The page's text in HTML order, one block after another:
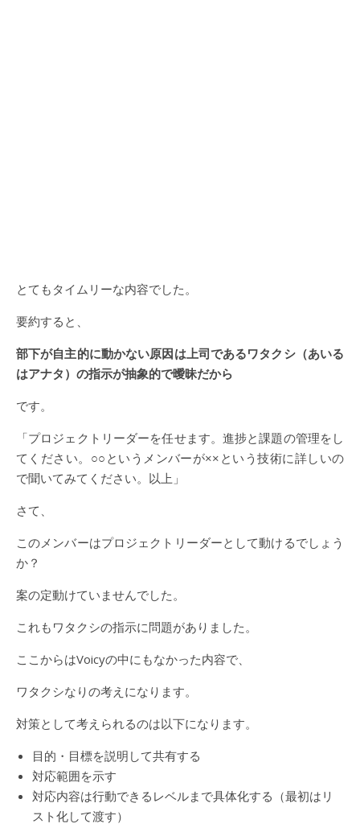
とてもタイムリーな内容でした。
要約すると、
部下が自主的に動かない原因は上司であるワタクシ（あいる
はアナタ）の指示が抽象的で曖昧だから
です。
「プロジェクトリーダーを任せます。進捗と課題の管理をし
てください。○○というメンバーが××という技術に詳しいの
で聞いてみてください。以上」
さて、
このメンバーはプロジェクトリーダーとして動けるでしょう
か？
案の定動けていませんでした。
これもワタクシの指示に問題がありました。
ここからはVoicyの中にもなかった内容で、
ワタクシなりの考えになります。
対策として考えられるのは以下になります。
目的・目標を説明して共有する
対応範囲を示す
対応内容は行動できるレベルまで具体化する（最初はリ
スト化して渡す）